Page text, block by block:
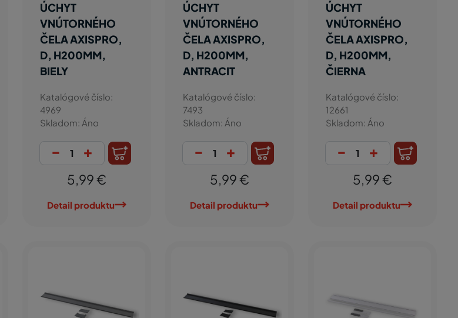
ÚCHYT
VNÚTORNÉHO
ČELA AXISPRO,
D, H200MM,
BIELY
Katalógové číslo:
4969
Skladom: Áno
- +
5,99 €
Detail produktu
ÚCHYT
VNÚTORNÉHO
ČELA AXISPRO,
D, H200MM,
ANTRACIT
Katalógové číslo:
7493
Skladom: Áno
- +
5,99 €
Detail produktu
ÚCHYT
VNÚTORNÉHO
ČELA AXISPRO,
D, H200MM,
ČIERNA
Katalógové číslo:
12661
Skladom: Áno
- +
5,99 €
Detail produktu